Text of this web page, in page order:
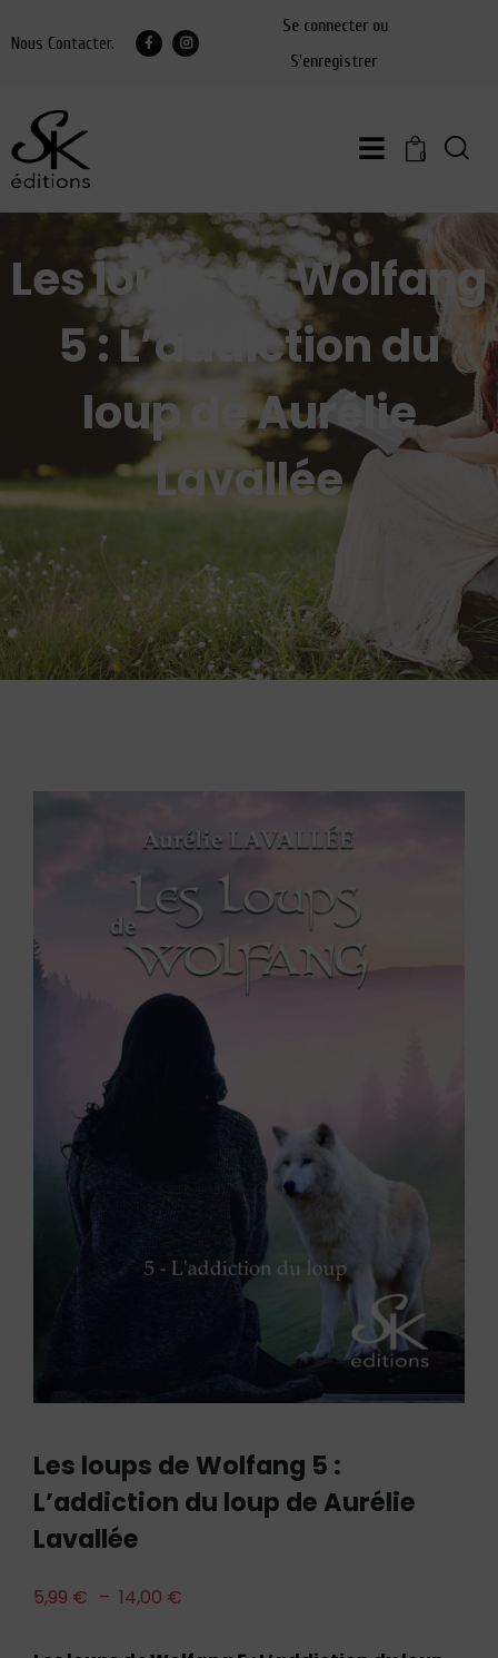
Nous Contacter.
Se connecter ou
S'enregistrer
0
Les loups de Wolfang
5 : L’addiction du
loup de Aurélie
Lavallée
Les loups de Wolfang 5 :
L’addiction du loup de Aurélie
Lavallée
5,99 € – 14,00 €